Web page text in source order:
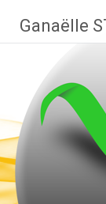
Ganaëlle